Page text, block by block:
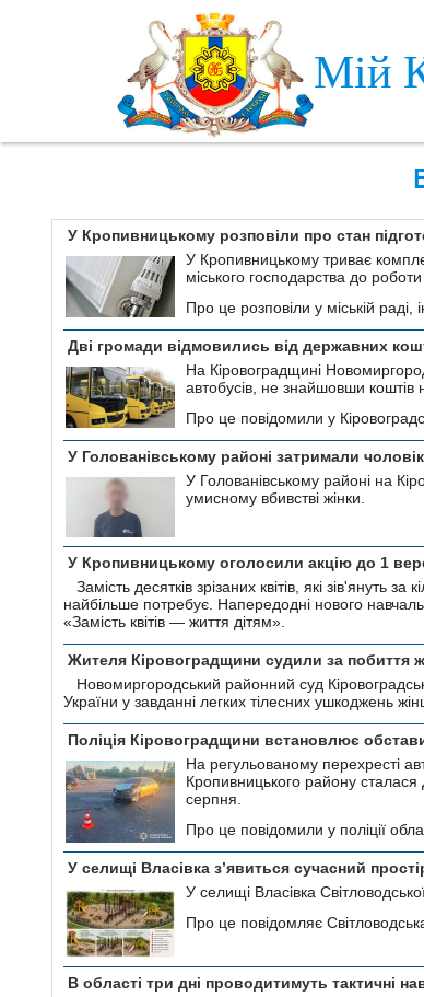
Мій
У Кропивницькому розповіли про стан
У Кропивницькому триває
міського господарства до
Про це розповіли у міській
Дві громади відмовились від державних
На Кіровоградщині
автобусів, не знайшовши коштів
Про це повідомили у
У Голованівському районі затримали
У Голованівському районі на
умисному вбивстві жінки.
У Кропивницькому оголосили акцію до 1
Замість десятків зрізаних квітів, які
найбільше потребує. Напередодні нового
«Замість квітів — життя дітям».
Жителя Кіровоградщини судили за побиття
Новомиргородський районний суд
України у завданні легких тілесних ушкоджень
Поліція Кіровоградщини встановлює
На регульованому перехресті
Кропивницького району
серпня.
Про це повідомили у поліції
У селищі Власівка з’явиться сучасний
У селищі Власівка
Про це повідомляє
В області три днi проводитимуть тактичнi